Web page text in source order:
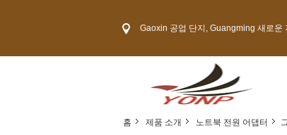
Gaoxin 공업 단지, Guangming 새로운
홈 제품 소개 노트북 전원 어댑터